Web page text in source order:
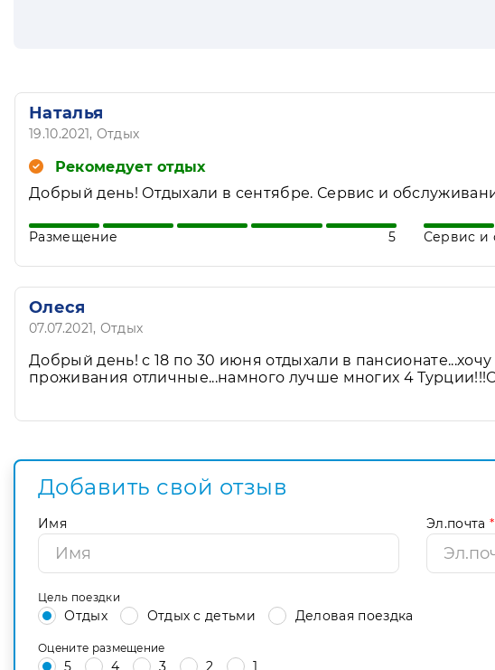
Наталья
19.10.2021, Отдых
Рекомедует отдых
Добрый день! Отдыхали в сентябре. Сервис и
Размещение 5 Сервис и
Олеся
07.07.2021, Отдых
Добрый день! с 18 по 30 июня отдыхали в
проживания отличные...намного лучше многих 4
Добавить свой отзыв
Имя Эл.почта *
Цель поездки
Отдых Отдых с детьми Деловая поездка
Оцените размещение
5 4 3 2 1